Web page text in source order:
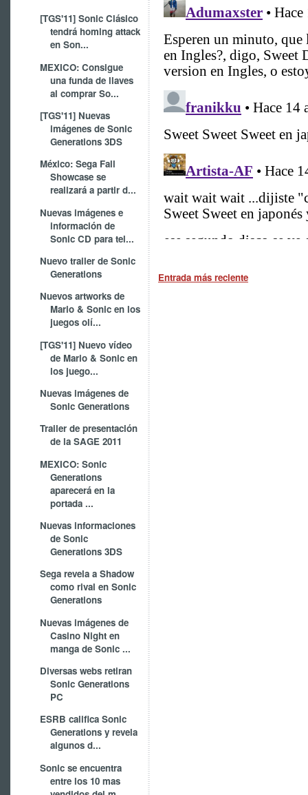
[TGS'11] Sonic Clásico
tendrá homing attack
en Son...
MEXICO: Consigue
una funda de llaves
al comprar So...
[TGS'11] Nuevas
imágenes de Sonic
Generations 3DS
México: Sega Fall
Showcase se
realizará a partir d...
Nuevas imágenes e
información de
Sonic CD para tel...
Nuevo trailer de Sonic
Generations
Nuevos artworks de
Mario & Sonic en los
juegos olí...
[TGS'11] Nuevo vídeo
de Mario & Sonic en
los juego...
Nuevas imágenes de
Sonic Generations
Trailer de presentación
de la SAGE 2011
MEXICO: Sonic
Generations
aparecerá en la
portada ...
Nuevas informaciones
de Sonic
Generations 3DS
Sega revela a Shadow
como rival en Sonic
Generations
Nuevas imágenes de
Casino Night en
manga de Sonic ...
Diversas webs retiran
Sonic Generations
PC
ESRB califica Sonic
Generations y revela
algunos d...
Sonic se encuentra
entre los 10 mas
Entrada más reciente